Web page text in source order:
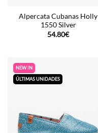
Alpercata Cubanas Holly
1550 Silver
54.80€
NEW IN
ÚLTIMAS UNIDADES